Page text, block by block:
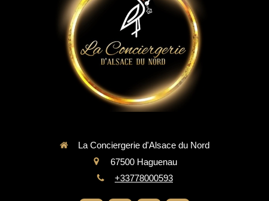
La Conciergerie d'Alsace du Nord
67500 Haguenau
+33778000593